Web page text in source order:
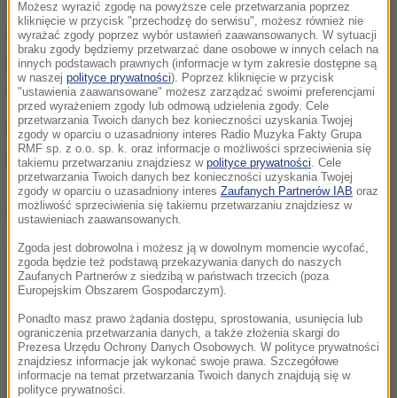
W mieszkaniu, w którym doszło dopożaru, był
lokator. Mężczyzna próbował gasić ogień. Został
ranny -doznał poparzenia dłoni. Trafił do szpitala.
Budynekoddymionoi sprawdzono. Nikt innynie
został ranny.
Dalsza część artykułu pod materiałem video:
Możesz wyrazić zgodę na powyższe cele przetwarzania poprzez
kliknięcie w przycisk "przechodzę do serwisu", możesz również nie
wyrażać zgody poprzez wybór ustawień zaawansowanych. W sytuacji
braku zgody będziemy przetwarzać dane osobowe w innych celach na
innych podstawach prawnych (informacje w tym zakresie dostępne są
w naszej polityce prywatności). Poprzez kliknięcie w przycisk
"ustawienia zaawansowane" możesz zarządzać swoimi preferencjami
przed wyrażeniem zgody lub odmową udzielenia zgody. Cele
przetwarzania Twoich danych bez konieczności uzyskania Twojej
zgody w oparciu o uzasadniony interes Radio Muzyka Fakty Grupa
RMF sp. z o.o. sp. k. oraz informacje o możliwości sprzeciwienia się
takiemu przetwarzaniu znajdziesz w polityce prywatności. Cele
przetwarzania Twoich danych bez konieczności uzyskania Twojej
zgody w oparciu o uzasadniony interes Zaufanych Partnerów IAB oraz
możliwość sprzeciwienia się takiemu przetwarzaniu znajdziesz w
ustawieniach zaawansowanych.
Zgoda jest dobrowolna i możesz ją w dowolnym momencie wycofać,
zgoda będzie też podstawą przekazywania danych do naszych
Zaufanych Partnerów z siedzibą w państwach trzecich (poza
Europejskim Obszarem Gospodarczym).
Ponadto masz prawo żądania dostępu, sprostowania, usunięcia lub
ograniczenia przetwarzania danych, a także złożenia skargi do
Prezesa Urzędu Ochrony Danych Osobowych. W polityce prywatności
znajdziesz informacje jak wykonać swoje prawa. Szczegółowe
informacje na temat przetwarzania Twoich danych znajdują się w
polityce prywatności.